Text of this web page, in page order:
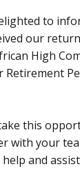
to
our
High
Retirement
this
with your
and